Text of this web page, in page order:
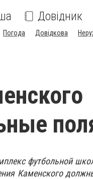
Довідник
Погода Довідкова
футбольной
Каменского